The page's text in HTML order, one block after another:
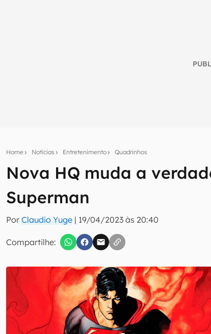
Home Notícias Entretenimento Quadrinhos
Nova HQ muda a
Superman
PorClaudio Yuge | 19/04/2023 às 20:40
Compartilhe:
Seu resumo inteligente do mundo
mão.
E-mail
Confirmo que li, aceito e concordo com os Termos de